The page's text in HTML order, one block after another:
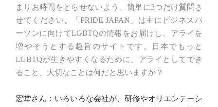
まりお時間をとらせないよう、簡単に3つだけ質問さ
せてください。「PRIDE JAPAN」は主にビジネスパ
ーソンに向けてLGBTQの情報をお届けし、アライを
増やそうとする趣旨のサイトです。日本でもっと
LGBTQが生きやすくなるために、アライとしてでき
ること、大切なことは何だと思いますか？
宏堂さん：いろいろな会社が、研修やオリエンテーシ